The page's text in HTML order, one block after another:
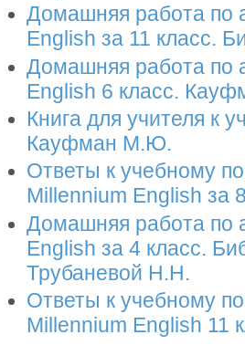
Домашняя работа по
English за 11 класс.
Домашняя работа по
English 6 класс.
Книга для учителя к
Кауфман М.Ю.
Ответы к учебному
Millennium English за
Домашняя работа по
English за 4 класс.
Трубаневой Н.Н.
Ответы к учебному
Millennium English 11